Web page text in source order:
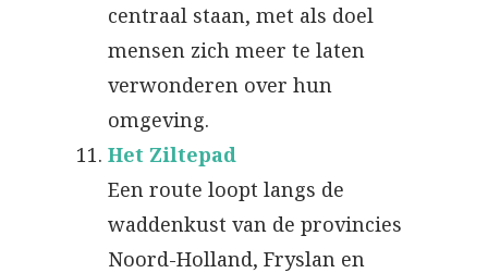
centraal staan, met als doel
mensen zich meer te laten
verwonderen over hun
omgeving.
Het Ziltepad
Een route loopt langs de
waddenkust van de provincies
Noord-Holland, Fryslan en